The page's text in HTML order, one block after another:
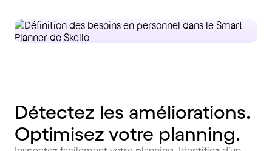
Détectez les améliorations.
Optimisez votre planning.